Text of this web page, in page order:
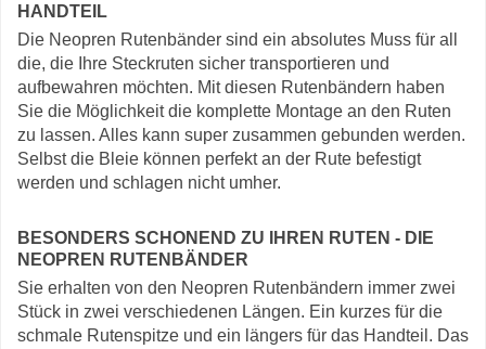
HANDTEIL
Die Neopren Rutenbänder sind ein absolutes Muss für all
die, die Ihre Steckruten sicher transportieren und
aufbewahren möchten. Mit diesen Rutenbändern haben
Sie die Möglichkeit die komplette Montage an den Ruten
zu lassen. Alles kann super zusammen gebunden werden.
Selbst die Bleie können perfekt an der Rute befestigt
werden und schlagen nicht umher.
BESONDERS SCHONEND ZU IHREN RUTEN - DIE
NEOPREN RUTENBÄNDER
Sie erhalten von den Neopren Rutenbändern immer zwei
Stück in zwei verschiedenen Längen. Ein kurzes für die
schmale Rutenspitze und ein längers für das Handteil. Das